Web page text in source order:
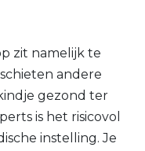
zit namelijk te
andere
gezond ter
is het risicovol
instelling. Je